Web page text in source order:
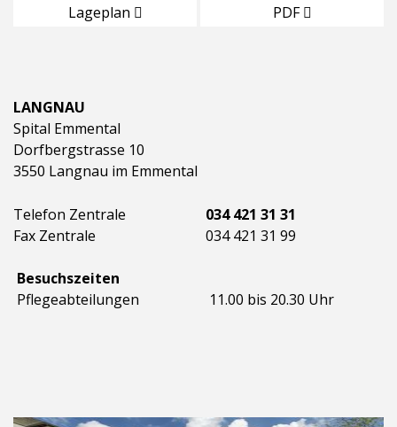
Lageplan PDF
LANGNAU
Spital Emmental
Dorfbergstrasse 10
3550 Langnau im Emmental
Telefon Zentrale
034 421 31 31
Fax Zentrale
034 421 31 99
Besuchszeiten
Pflegeabteilungen
11.00 bis 20.30 Uhr